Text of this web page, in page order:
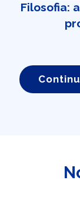
Filosofia: